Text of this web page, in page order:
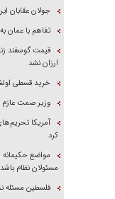
جولان عقابان
تفاهم با عمان
ارزان نشد
خرید قسطی
وزیر صمت عازم
آمریکا
کرد
مواضع
مسئولان نظام باشد
فلسطین مسئله